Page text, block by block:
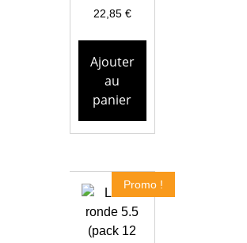
22,85 €
Ajouter
au
panier
Promo !